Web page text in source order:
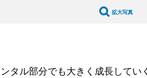
拡大写真
ル部分でも大きく成長してい